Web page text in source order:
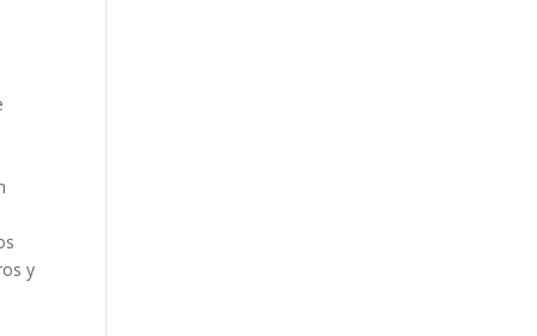
y